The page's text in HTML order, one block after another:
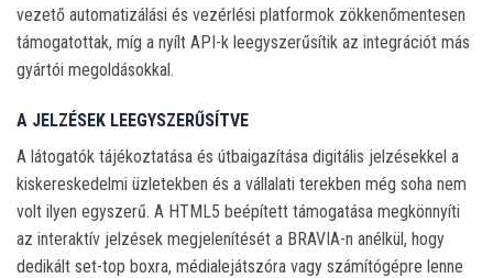
vezető automatizálási és vezérlési platformok zökkenőmentesen
támogatottak, míg a nyílt API-k leegyszerűsítik az integrációt más
gyártói megoldásokkal.
A JELZÉSEK LEEGYSZERŰSÍTVE
A látogatók tájékoztatása és útbaigazítása digitális jelzésekkel a
kiskereskedelmi üzletekben és a vállalati terekben még soha nem
volt ilyen egyszerű. A HTML5 beépített támogatása megkönnyíti
az interaktív jelzések megjelenítését a BRAVIA-n anélkül, hogy
dedikált set-top boxra, médialejátszóra vagy számítógépre lenne